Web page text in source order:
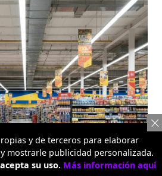
y de terceros para elaborar
mostrarle publicidad personalizada.
su uso. Más información aquí